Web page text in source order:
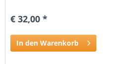
€ 32,00 *
In den Warenkorb